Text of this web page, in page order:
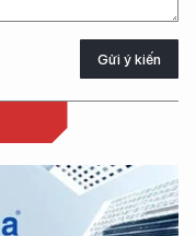
Gửi ý kiến